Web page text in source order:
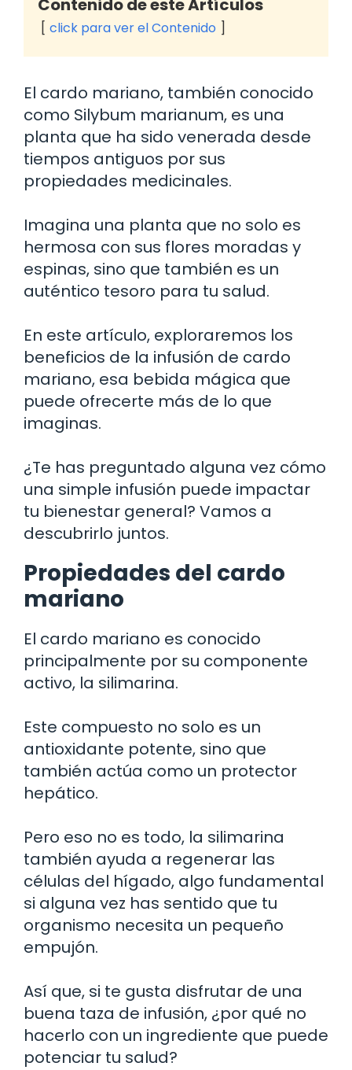
Contenido de este Artículos
click para ver el Contenido
El cardo mariano, también conocido
como Silybum marianum, es una
planta que ha sido venerada desde
tiempos antiguos por sus
propiedades medicinales.
Imagina una planta que no solo es
hermosa con sus flores moradas y
espinas, sino que también es un
auténtico tesoro para tu salud.
En este artículo, exploraremos los
beneficios de la infusión de cardo
mariano, esa bebida mágica que
puede ofrecerte más de lo que
imaginas.
¿Te has preguntado alguna vez cómo
una simple infusión puede impactar
tu bienestar general? Vamos a
descubrirlo juntos.
Propiedades del cardo
mariano
El cardo mariano es conocido
principalmente por su componente
activo, la silimarina.
Este compuesto no solo es un
antioxidante potente, sino que
también actúa como un protector
hepático.
Pero eso no es todo, la silimarina
también ayuda a regenerar las
células del hígado, algo fundamental
si alguna vez has sentido que tu
organismo necesita un pequeño
empujón.
Así que, si te gusta disfrutar de una
buena taza de infusión, ¿por qué no
hacerlo con un ingrediente que puede
potenciar tu salud?